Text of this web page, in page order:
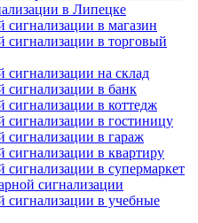
в Липецке
сигнализации в магазин
сигнализации в торговый
сигнализации на склад
сигнализации в банк
сигнализации в коттедж
сигнализации в гостиницу
сигнализации в гараж
сигнализации в квартиру
сигнализации в супермаркет
сигнализации
сигнализации в учебные